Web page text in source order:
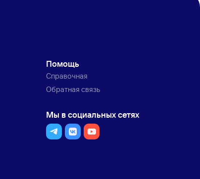
Помощь
Справочная
Обратная связь
Мы в социальных сетях